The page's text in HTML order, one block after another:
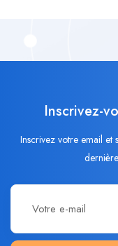
Inscrivez-
Inscrivez votre email